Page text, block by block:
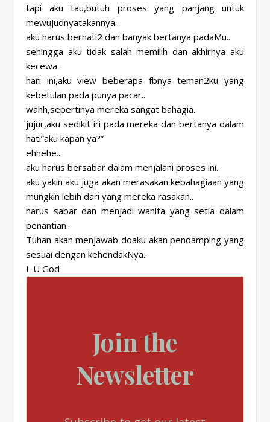
tapi aku tau,butuh proses yang panjang untuk
mewujudnyatakannya..
aku harus berhati2 dan banyak bertanya padaMu..
sehingga aku tidak salah memilih dan akhirnya aku
kecewa..
hari ini,aku view beberapa fbnya teman2ku yang
kebetulan pada punya pacar..
wahh,sepertinya mereka sangat bahagia..
jujur,aku sedikit iri pada mereka dan bertanya dalam
hati”aku kapan ya?”
ehhehe..
aku harus bersabar dalam menjalani proses ini.
aku yakin aku juga akan merasakan kebahagiaan yang
mungkin lebih dari yang mereka rasakan..
harus sabar dan menjadi wanita yang setia dalam
penantian..
Tuhan akan menjawab doaku akan pendamping yang
sesuai dengan kehendakNya..
L U God
Join the
Newsletter